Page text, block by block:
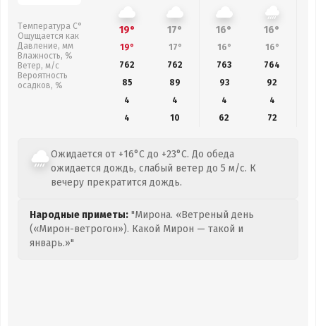
Температура С°
Ощущается как
Давление, мм
Влажность, %
Ветер, м/с
Вероятность
осадков, %
19° 17° 16° 16°
19° 17° 16° 16°
762
762 763 764
85
89 93 92
4
4 4
4
4
10 62 72
Ожидается от +16°C до +23°C. До обеда
ожидается дождь, слабый ветер до 5 м/с. К
вечеру прекратится дождь.
Народные приметы: "Мирона. «Ветреный день
(«Мирон-ветрогон»). Какой Мирон — такой и
январь.»"